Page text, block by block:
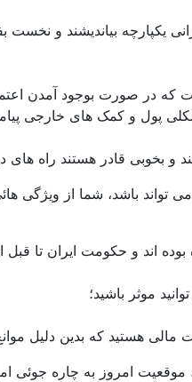
یکپارچه بیاندیشند و
در صورت بوجود آمدن
پول و کمک های خارجی
و بخوبی قادر هستند راه
باشد، شما از ویژگی
اند و حکومت ایران تا
موثر باشید؛
مالی هستید که بدین دلیل
امروز به چاره جوئی